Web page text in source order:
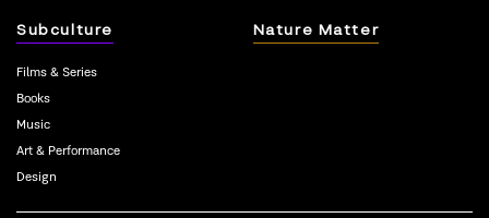
Subculture
Films & Series
Books
Music
Art & Performance
Design
Nature Matter